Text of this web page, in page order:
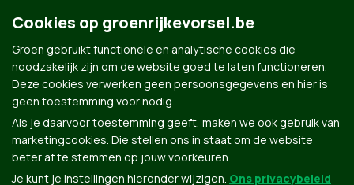
Cookies op groenrijkevorsel.be
Groen gebruikt functionele en analytische cookies die
noodzakelijk zijn om de website goed te laten functioneren.
Deze cookies verwerken geen persoonsgegevens en hier is
geen toestemming voor nodig.
Als je daarvoor toestemming geeft, maken we ook gebruik van
marketingcookies. Die stellen ons in staat om de website
beter af te stemmen op jouw voorkeuren.
Je kunt je instellingen hieronder wijzigen. Ons privacybeleid